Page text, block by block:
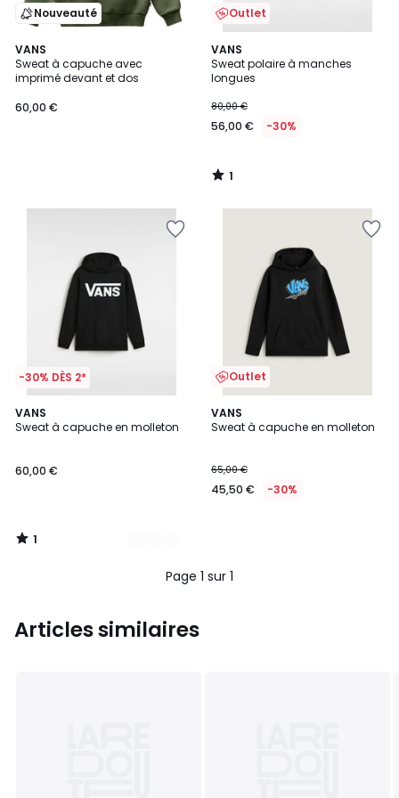
Nouveauté
VANS
Sweat à capuche avec
imprimé devant et dos
60,00 €
Outlet
VANS
Sweat polaire à manches
longues
80,00 €
56,00 € -30%
1
/
5
1
/
-30% DÈS 2*
VANS
Sweat à capuche en molleton
60,00 €
1
/
2
Couleurs
1
/
Outlet
VANS
Sweat à capuche en molleton
65,00 €
45,50 € -30%
Page 1 sur 1
Articles similaires